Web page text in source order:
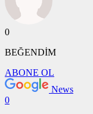
0
BEĞENDİM
ABONE OL
News
0